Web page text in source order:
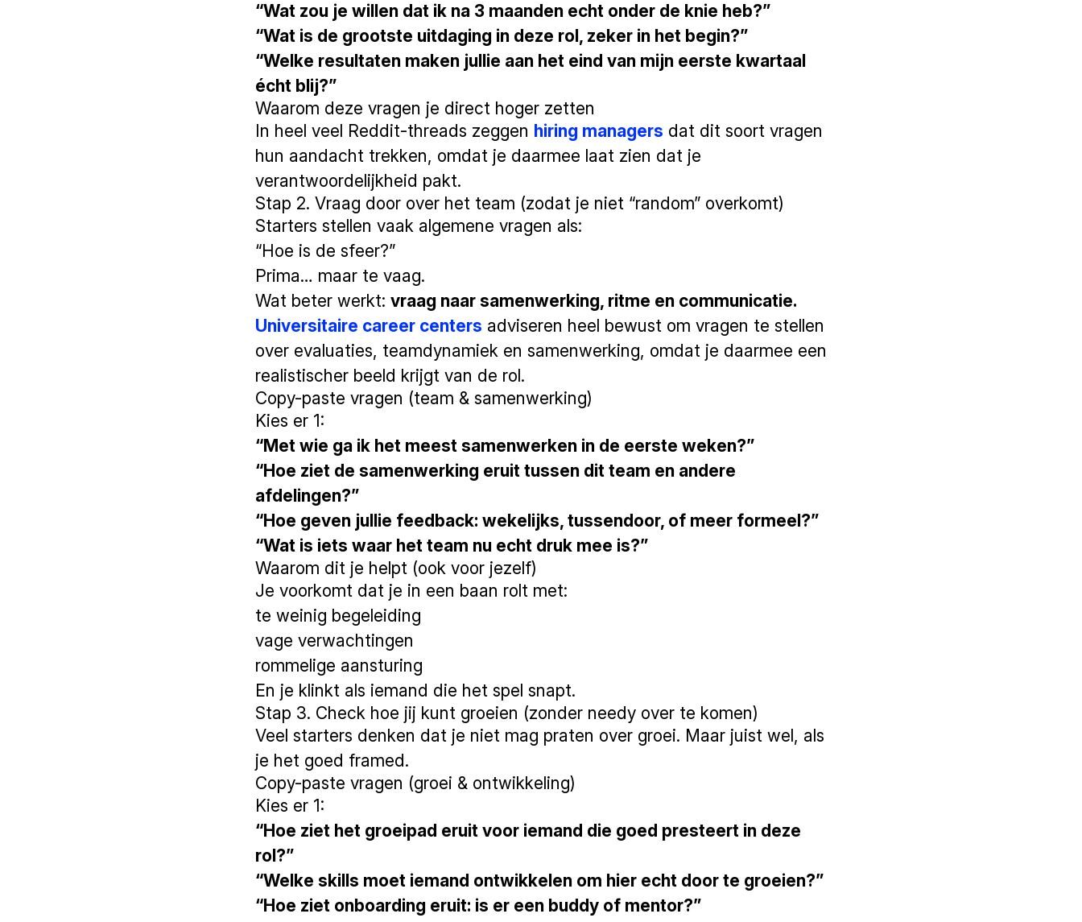
“Wat zou je willen dat ik na 3 maanden echt onder de knie heb?”
“Wat is de grootste uitdaging in deze rol, zeker in het begin?”
“Welke resultaten maken jullie aan het eind van mijn eerste kwartaal
écht blij?”
Waarom deze vragen je direct hoger zetten
In heel veel Reddit-threads zeggen hiring managers dat dit soort vragen
hun aandacht trekken, omdat je daarmee laat zien dat je
verantwoordelijkheid pakt.
Stap 2. Vraag door over het team (zodat je niet “random” overkomt)
Starters stellen vaak algemene vragen als:
“Hoe is de sfeer?”
Prima… maar te vaag.
Wat beter werkt: vraag naar samenwerking, ritme en communicatie.
Universitaire career centers adviseren heel bewust om vragen te stellen
over evaluaties, teamdynamiek en samenwerking, omdat je daarmee een
realistischer beeld krijgt van de rol.
Copy-paste vragen (team & samenwerking)
Kies er 1:
“Met wie ga ik het meest samenwerken in de eerste weken?”
“Hoe ziet de samenwerking eruit tussen dit team en andere
afdelingen?”
“Hoe geven jullie feedback: wekelijks, tussendoor, of meer formeel?”
“Wat is iets waar het team nu echt druk mee is?”
Waarom dit je helpt (ook voor jezelf)
Je voorkomt dat je in een baan rolt met:
te weinig begeleiding
vage verwachtingen
rommelige aansturing
En je klinkt als iemand die het spel snapt.
Stap 3. Check hoe jij kunt groeien (zonder needy over te komen)
Veel starters denken dat je niet mag praten over groei. Maar juist wel, als
je het goed framed.
Copy-paste vragen (groei & ontwikkeling)
Kies er 1:
“Hoe ziet het groeipad eruit voor iemand die goed presteert in deze
rol?”
“Welke skills moet iemand ontwikkelen om hier echt door te groeien?”
“Hoe ziet onboarding eruit: is er een buddy of mentor?”